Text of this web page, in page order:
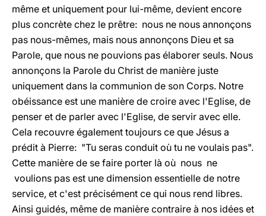
même et uniquement pour lui-même, devient encore
plus concrète chez le prêtre: nous ne nous annonçons
pas nous-mêmes, mais nous annonçons Dieu et sa
Parole, que nous ne pouvions pas élaborer seuls. Nous
annonçons la Parole du Christ de manière juste
uniquement dans la communion de son Corps. Notre
obéissance est une manière de croire avec l'Eglise, de
penser et de parler avec l'Eglise, de servir avec elle.
Cela recouvre également toujours ce que Jésus a
prédit à Pierre: "Tu seras conduit où tu ne voulais pas".
Cette manière de se faire porter là où nous ne
voulions pas est une dimension essentielle de notre
service, et c'est précisément ce qui nous rend libres.
Ainsi guidés, même de manière contraire à nos idées et